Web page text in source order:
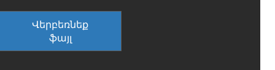
Վերբեռնեք
ֆայլ